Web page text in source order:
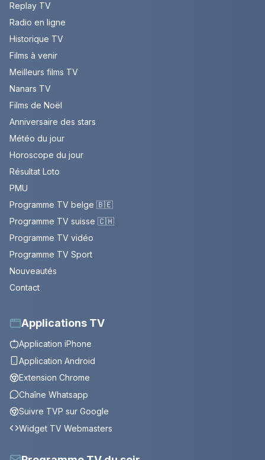
Replay TV
Radio en ligne
Historique TV
Films à venir
Meilleurs films TV
Nanars TV
Films de Noël
Anniversaire des stars
Météo du jour
Horoscope du jour
Résultat Loto
PMU
Programme TV belge 🇧🇪
Programme TV suisse 🇨🇭
Programme TV vidéo
Programme TV Sport
Nouveautés
Contact
Applications TV
Application iPhone
Application Android
Extension Chrome
Chaîne Whatsapp
Suivre TVP sur Google
Widget TV Webmasters